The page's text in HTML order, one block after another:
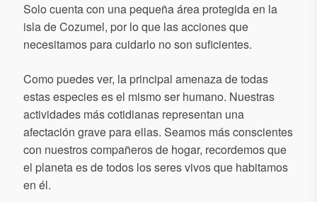
Solo cuenta con una pequeña área protegida en la
isla de Cozumel, por lo que las acciones que
necesitamos para cuidarlo no son suficientes.
Como puedes ver, la principal amenaza de todas
estas especies es el mismo ser humano. Nuestras
actividades más cotidianas representan una
afectación grave para ellas. Seamos más conscientes
con nuestros compañeros de hogar, recordemos que
el planeta es de todos los seres vivos que habitamos
en él.